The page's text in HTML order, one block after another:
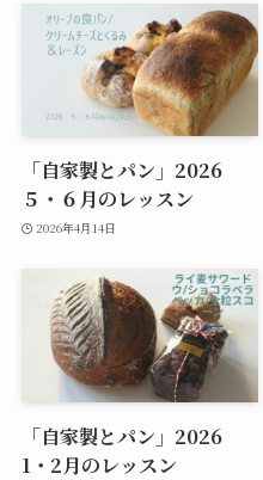
「自家製とパン」2026
５・６月のレッスン
2026年4月14日
「自家製とパン」2026
1・2月のレッスン